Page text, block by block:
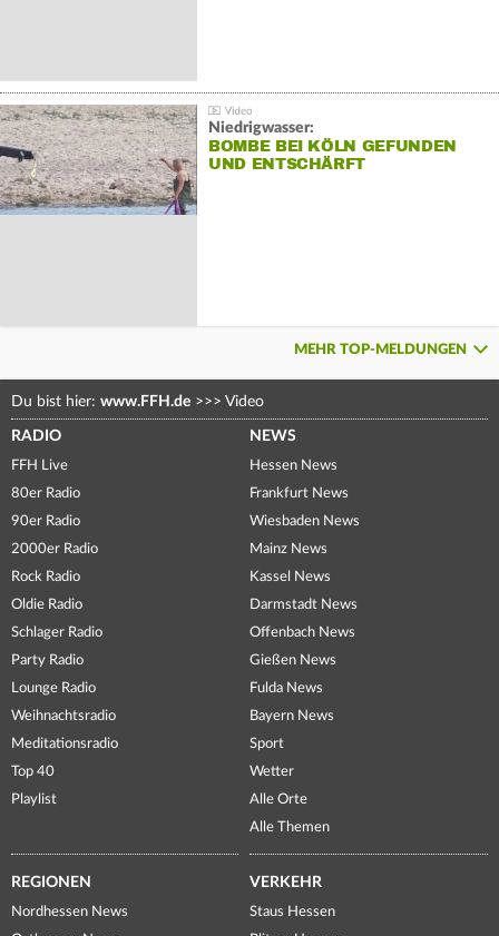
Niedrigwasser:
BOMBE BEI KÖLN GEFUNDEN
UND ENTSCHÄRFT
MEHR TOP-MELDUNGEN
Du bist hier: www.FFH.de >>> Video
RADIO
FFH Live
80er Radio
90er Radio
2000er Radio
Rock Radio
Oldie Radio
Schlager Radio
Party Radio
Lounge Radio
Weihnachtsradio
Meditationsradio
Top 40
Playlist
NEWS
Hessen News
Frankfurt News
Wiesbaden News
Mainz News
Kassel News
Darmstadt News
Offenbach News
Gießen News
Fulda News
Bayern News
Sport
Wetter
Alle Orte
Alle Themen
REGIONEN
Nordhessen News
VERKEHR
Staus Hessen